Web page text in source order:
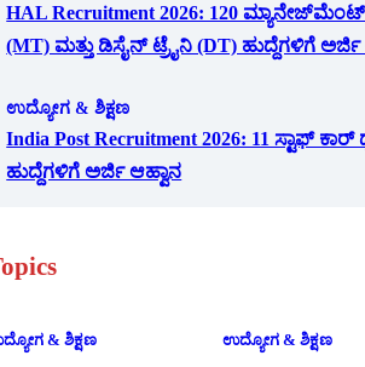
HAL Recruitment 2026: 120 ಮ್ಯಾನೇಜ್‌ಮೆಂಟ್
(MT) ಮತ್ತು ಡಿಸೈನ್ ಟ್ರೈನಿ (DT) ಹುದ್ದೆಗಳಿಗೆ ಅರ್ಜಿ
ಉದ್ಯೋಗ & ಶಿಕ್ಷಣ
India Post Recruitment 2026: 11 ಸ್ಟಾಫ್ ಕಾರ್
ಹುದ್ದೆಗಳಿಗೆ ಅರ್ಜಿ ಆಹ್ವಾನ
& ಶಿಕ್ಷಣ ಉದ್ಯೋಗ & ಶಿಕ್ಷಣ